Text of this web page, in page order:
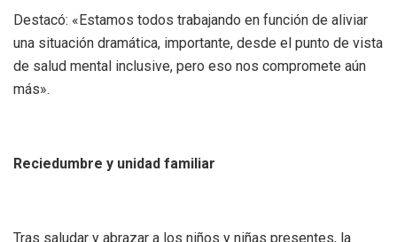
Destacó: «Estamos todos trabajando en función de aliviar
una situación dramática, importante, desde el punto de vista
de salud mental inclusive, pero eso nos compromete aún
más».
Reciedumbre y unidad familiar
Tras saludar y abrazar a los niños y niñas presentes, la